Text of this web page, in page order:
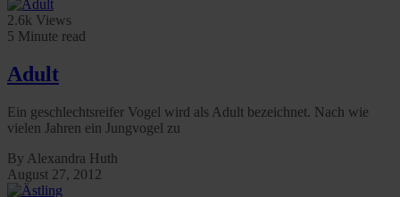
2.6k Views
5 Minute read
Adult
Ein geschlechtsreifer Vogel wird als Adult bezeichnet. Nach wie
vielen Jahren ein Jungvogel zu
By Alexandra Huth
August 27, 2012